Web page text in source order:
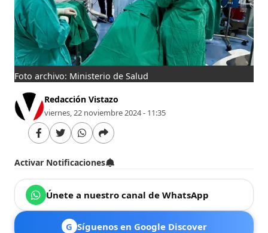
Foto archivo: Ministerio de Salud
Redacción Vistazo
viernes, 22 noviembre 2024 - 11:35
Activar Notificaciones
Únete a nuestro canal de WhatsApp
G Síguenos en Google Discover